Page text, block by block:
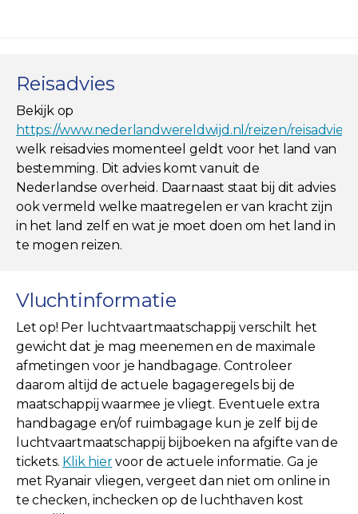
Reisadvies
Bekijk op
https://www.nederlandwereldwijd.nl/reizen/
welk reisadvies momenteel geldt voor het land van
bestemming. Dit advies komt vanuit de
Nederlandse overheid. Daarnaast staat bij dit advies
ook vermeld welke maatregelen er van kracht zijn
in het land zelf en wat je moet doen om het land in
te mogen reizen.
Vluchtinformatie
Let op! Per luchtvaartmaatschappij verschilt het
gewicht dat je mag meenemen en de maximale
afmetingen voor je handbagage. Controleer
daarom altijd de actuele bagageregels bij de
maatschappij waarmee je vliegt. Eventuele extra
handbagage en/of ruimbagage kun je zelf bij de
luchtvaartmaatschappij bijboeken na afgifte van de
tickets. Klik hiervoor de actuele informatie. Ga je
met Ryanair vliegen, vergeet dan niet om online in
te checken, inchecken op de luchthaven kost